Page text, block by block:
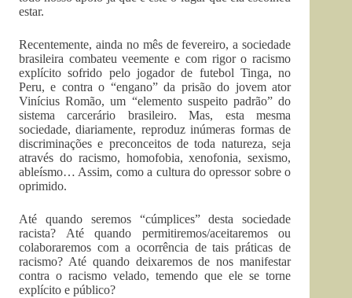
estar.
Recentemente, ainda no mês de fevereiro, a sociedade
brasileira combateu veemente e com rigor o racismo
explícito sofrido pelo jogador de futebol Tinga, no
Peru, e contra o “engano” da prisão do jovem ator
Vinícius Romão, um “elemento suspeito padrão” do
sistema carcerário brasileiro. Mas, esta mesma
sociedade, diariamente, reproduz inúmeras formas de
discriminações e preconceitos de toda natureza, seja
através do racismo, homofobia, xenofonia, sexismo,
ableísmo… Assim, como a cultura do opressor sobre o
oprimido.
Até quando seremos “cúmplices” desta sociedade
racista? Até quando permitiremos/aceitaremos ou
colaboraremos com a ocorrência de tais práticas de
racismo? Até quando deixaremos de nos manifestar
contra o racismo velado, temendo que ele se torne
explícito e público?